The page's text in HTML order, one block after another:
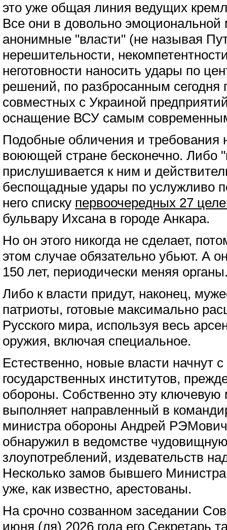
это уже общая линия ведущих
Все они в довольно
анонимные "власти" (не называя
нерешительности,
неготовности наносить удары по
решений, по разбросанным сегодня
совместных с Украиной
оснащение ВСУ самым
Подобные обличения и требования
воюющей стране бесконечно. Либо
прислушивается к ним и
беспощадные удары по услужливо
него списку первоочередных 27
бульвару Ихсана в городе Анкара.
Но он этого никогда не сделает,
этом случае обязательно убьют. А
150 лет, периодически меняя
Либо к власти придут, наконец,
патриоты, готовые максимально
Русского мира, используя весь
оружия, включая специальное.
Естественно, новые власти начнут
государственных институтов,
обороны. Собственно эту ключевую
выполняет направленный в
министра обороны Андрей
обнаружил в ведомстве
злоупотреблений, издевательств
Несколько замов бывшего
уже, как известно, арестованы.
На срочно созванном заседании
июня (ля) 2026 года его Секретарь